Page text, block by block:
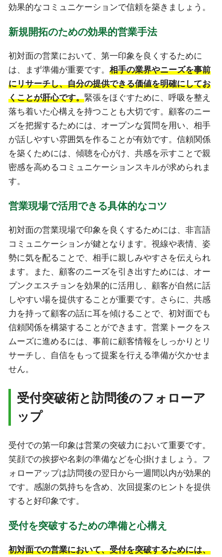
効果的なコミュニケーションで信頼を築きましょう。
新規開拓のための効果的営業手法
初対面の営業において、第一印象を良くするために
は、まず準備が重要です。 相手の業界やニーズを事前
にリサーチし、自分の提供できる価値を明確にしてお
くことが肝心です。緊張をほぐすために、呼吸を整え
落ち着いた心構えを持つことも大切です。顧客のニー
ズを把握するためには、オープンな質問を用い、相手
が話しやすい雰囲気を作ることが有効です。信頼関係
を築くためには、傾聴を心がけ、共感を示すことで親
密感を高めるコミュニケーションスキルが求められま
す。
営業現場で活用できる具体的なコツ
初対面の営業現場で印象を良くするためには、非言語
コミュニケーションが鍵となります。視線や表情、姿
勢に気を配ることで、相手に親しみやすさを伝えられ
ます。また、顧客のニーズを引き出すためには、オー
プンクエスチョンを効果的に活用し、顧客が自然に話
しやすい場を提供することが重要です。さらに、共感
力を持って顧客の話に耳を傾けることで、初対面でも
信頼関係を構築することができます。営業トークをス
ムーズに進めるには、事前に顧客情報をしっかりとリ
サーチし、自信をもって提案を行える準備が欠かせま
せん。
受付突破術と訪問後のフォローア
ップ
受付での第一印象は営業の突破力において重要です。
笑顔での挨拶や名刺の準備などを心掛けましょう。フ
ォローアップは訪問後の翌日から一週間以内が効果的
です。感謝の気持ちを含め、次回提案のヒントを提供
すると好印象です。
受付を突破するための準備と心構え
初対面での営業において、受付を突破するためには、